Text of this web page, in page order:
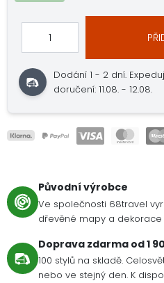
Dodání 1 - 2 dní.
doručení: 11.08. - 12.08.
Původní výrobce
Ve společnosti 68travel
dřevěné mapy a dekorace
Doprava zdarma od 1
100 stylů na skladě.
nebo ve stejný den. K